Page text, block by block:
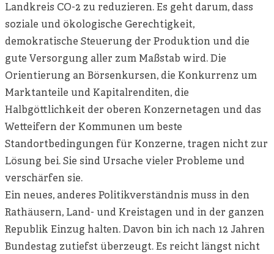
Landkreis CO-2 zu reduzieren. Es geht darum, dass
soziale und ökologische Gerechtigkeit,
demokratische Steuerung der Produktion und die
gute Versorgung aller zum Maßstab wird. Die
Orientierung an Börsenkursen, die Konkurrenz um
Marktanteile und Kapitalrenditen, die
Halbgöttlichkeit der oberen Konzernetagen und das
Wetteifern der Kommunen um beste
Standortbedingungen für Konzerne, tragen nicht zur
Lösung bei. Sie sind Ursache vieler Probleme und
verschärfen sie.
Ein neues, anderes Politikverständnis muss in den
Rathäusern, Land- und Kreistagen und in der ganzen
Republik Einzug halten. Davon bin ich nach 12 Jahren
Bundestag zutiefst überzeugt. Es reicht längst nicht